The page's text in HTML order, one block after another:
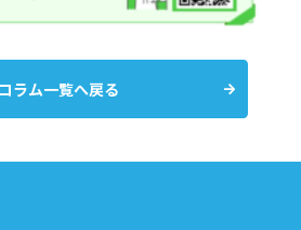
コラム一覧へ戻る